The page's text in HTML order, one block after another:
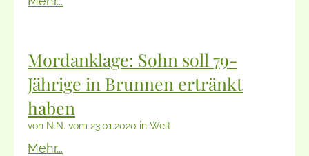
Mordanklage: Sohn soll 79-
Jährige in Brunnen ertränkt
haben
von N.N. vom 23.01.2020 in Welt
Mehr...